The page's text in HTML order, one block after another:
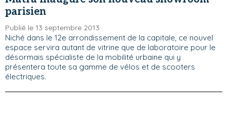
parisien
Publié le 13 septembre 2013
Niché dans le 12e arrondissement de la capitale, ce nouvel
espace servira autant de vitrine que de laboratoire pour le
désormais spécialiste de la mobilité urbaine qui y
présentera toute sa gamme de vélos et de scooters
électriques.